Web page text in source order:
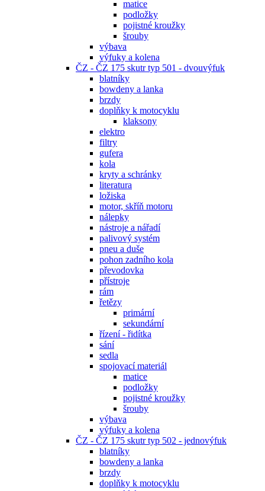
matice
podložky
pojistné kroužky
šrouby
výbava
výfuky a kolena
ČZ - ČZ 175 skutr typ 501 - dvouvýfuk
blatníky
bowdeny a lanka
brzdy
doplňky k motocyklu
klaksony
elektro
filtry
gufera
kola
kryty a schránky
literatura
ložiska
motor, skříň motoru
nálepky
nástroje a nářadí
palivový systém
pneu a duše
pohon zadního kola
převodovka
přístroje
rám
řetězy
primární
sekundární
řízení - řidítka
sání
sedla
spojovací materiál
matice
podložky
pojistné kroužky
šrouby
výbava
výfuky a kolena
ČZ - ČZ 175 skutr typ 502 - jednovýfuk
blatníky
bowdeny a lanka
brzdy
doplňky k motocyklu